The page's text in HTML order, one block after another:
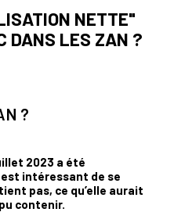
NETTE"
DANS LES ZAN ?
?
2023 a été
intéressant de se
pas, ce qu’elle aurait
contenir.